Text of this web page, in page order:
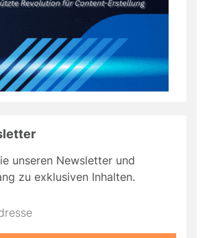
unseren Newsletter und
zu exklusiven Inhalten.